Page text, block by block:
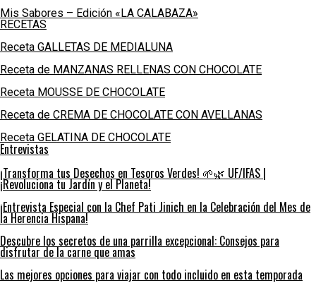
Mis Sabores – Edición «LA CALABAZA»
RECETAS
Receta GALLETAS DE MEDIALUNA
Receta de MANZANAS RELLENAS CON CHOCOLATE
Receta MOUSSE DE CHOCOLATE
Receta de CREMA DE CHOCOLATE CON AVELLANAS
Receta GELATINA DE CHOCOLATE
Entrevistas
¡Transforma tus Desechos en Tesoros Verdes! 🌱🌿 UF/IFAS |
¡Revoluciona tu Jardín y el Planeta!
¡Entrevista Especial con la Chef Pati Jinich en la Celebración del Mes de
la Herencia Hispana!
Descubre los secretos de una parrilla excepcional: Consejos para
disfrutar de la carne que amas
Las mejores opciones para viajar con todo incluido en esta temporada